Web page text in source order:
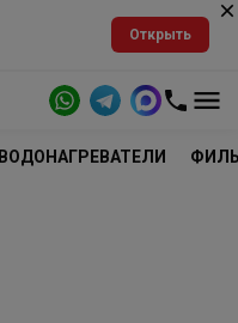
Открыть
ВОДОНАГРЕВАТЕЛИ